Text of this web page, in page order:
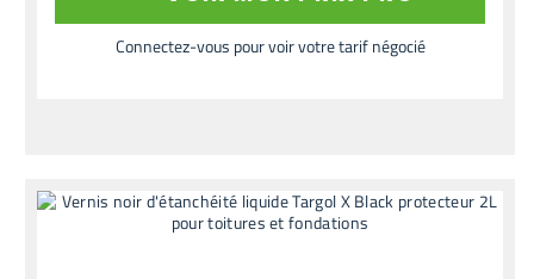
Connectez-vous pour voir votre tarif négocié